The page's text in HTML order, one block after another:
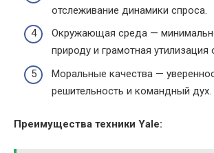
отслеживание динамики спроса.
Окружающая среда —
природу и грамотная утилизация
Моральные качества —
решительность и командный дух.
Преимущества техники Yale: